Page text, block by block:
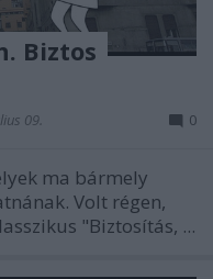
Biztos
09. 0
ma bármely
Volt régen,
"Biztosítás, ...